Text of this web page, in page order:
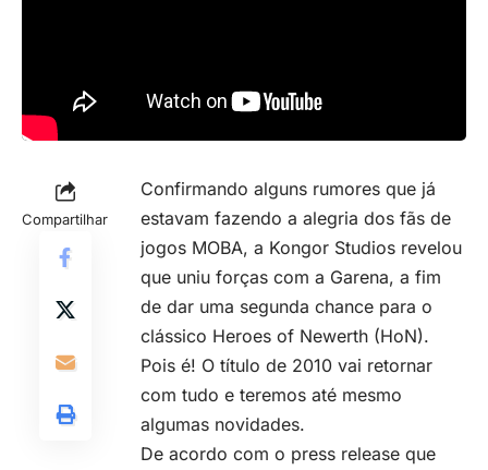
Compartilhar
Confirmando alguns rumores que já
estavam fazendo a alegria dos fãs de
jogos MOBA, a Kongor Studios revelou
que uniu forças com a Garena, a fim
de dar uma segunda chance para o
clássico Heroes of Newerth (HoN).
Pois é! O título de 2010 vai retornar
com tudo e teremos até mesmo
algumas novidades.
De acordo com o press release que